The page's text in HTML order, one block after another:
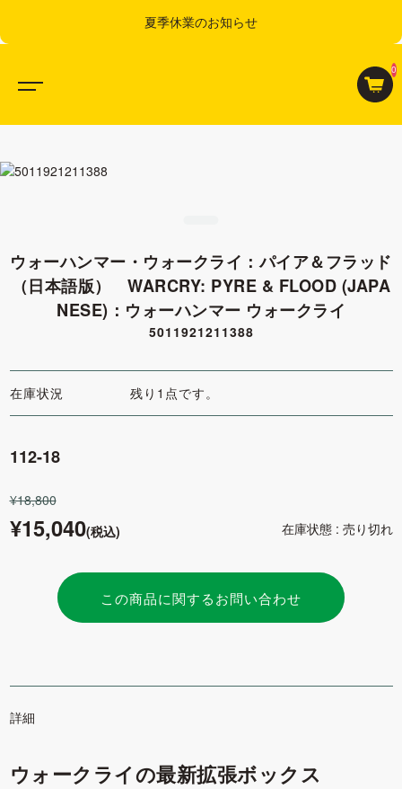
夏季休業のお知らせ
0
ウォーハンマー・ウォークライ：パイア＆フラッド
（日本語版） WARCRY: PYRE & FLOOD (JAPA
NESE)：ウォーハンマー ウォークライ
5011921211388
在庫状況 残り1点です。
112-18
在庫状態 : 売り切れ
¥18,800
¥15,040(税込)
この商品に関するお問い合わせ
詳細
ウォークライの最新拡張ボックス